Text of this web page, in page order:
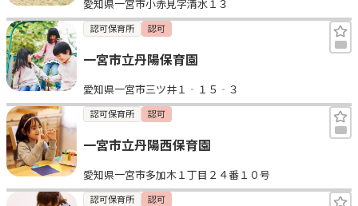
愛知県一宮市小赤見字清水１３
認可保育所 認可
一宮市立丹陽保育園
愛知県一宮市三ツ井１‐１５‐３
認可保育所 認可
一宮市立丹陽西保育園
愛知県一宮市多加木１丁目２４番１０号
認可保育所 認可